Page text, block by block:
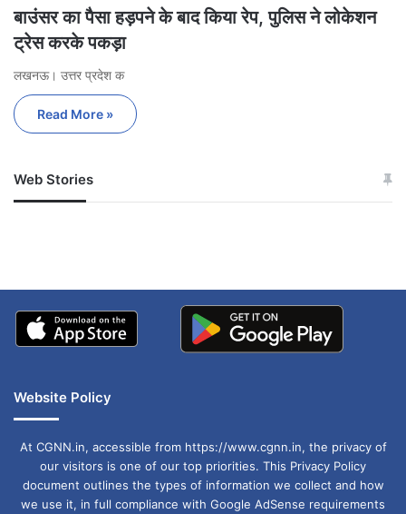
बाउंसर का पैसा हड़पने के बाद किया रेप, पुलिस ने लोकेशन
ट्रेस करके पकड़ा
लखनऊ। उत्तर प्रदेश क
Read More »
Web Stories
जम्मू-कश्मीर में बारिश से
अपडेट
खाई में धक्का… आरोपियों ने
Website Policy
At CGNN.in, accessible from https://www.cgnn.in, the privacy of
our visitors is one of our top priorities. This Privacy Policy
document outlines the types of information we collect and how
we use it, in full compliance with Google AdSense requirements